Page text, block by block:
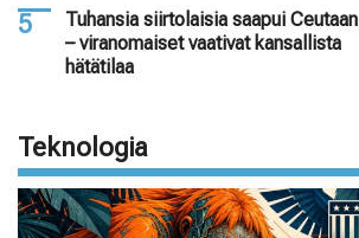
Tuhansia siirtolaisia saapui Ceutaan
– viranomaiset vaativat kansallista
hätätilaa
Teknologia